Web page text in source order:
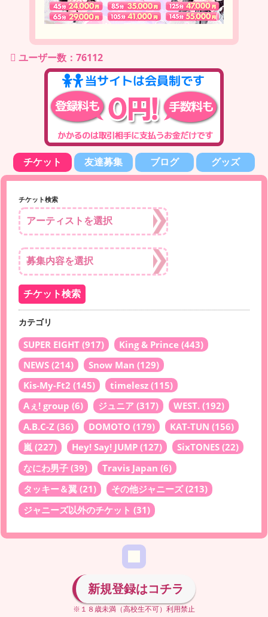
ユーザー数：76112
チケット 友達募集 ブログ グッズ
チケット検索
カテゴリ
SUPER EIGHT (917) King & Prince (443)
NEWS (214) Snow Man (129)
Kis-My-Ft2 (145) timelesz (115)
Aぇ! group (6) ジュニア (317) WEST. (192)
A.B.C-Z (36) DOMOTO (179) KAT-TUN (156)
嵐 (227) Hey! Say! JUMP (127) SixTONES (22)
なにわ男子 (39) Travis Japan (6)
タッキー＆翼 (21) その他ジャニーズ(213)
ジャニーズ以外のチケット (31)
新規登録はコチラ
※１８歳未満（高校生不可）利用禁止